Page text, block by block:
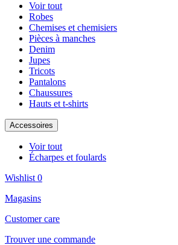
Voir tout
Robes
Chemises et chemisiers
Pièces à manches
Denim
Jupes
Tricots
Pantalons
Chaussures
Hauts et t-shirts
Accessoires
Voir tout
Écharpes et foulards
Wishlist 0
Magasins
Customer care
Trouver une commande